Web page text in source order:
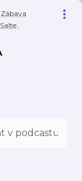
Zábava
,